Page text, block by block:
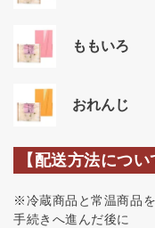
ももいろ
おれんじ
【配送方法につい
※冷蔵商品と常温商品
手続きへ進んだ後に